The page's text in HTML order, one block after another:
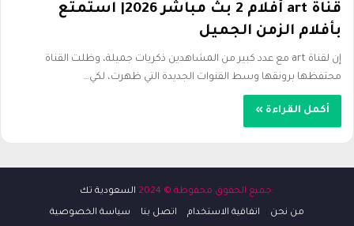
قناة art أفلام 2 بث مباشر 2026| استمتع
بأفلام الزمن الجميل
إن لقناة art مع عدد كبير من المشاهدين ذكريات جميلة، وظلت القناة
محتفظها برونقها وسط القنوات الجديدة التي ظهرت، لكي…
أكمل القراءة »
:جميع الحقوق محفوظة © 2024 السعودية تك
من نحن اتفاقية الاستخدام اتصل بنا سياسة الخصوصية